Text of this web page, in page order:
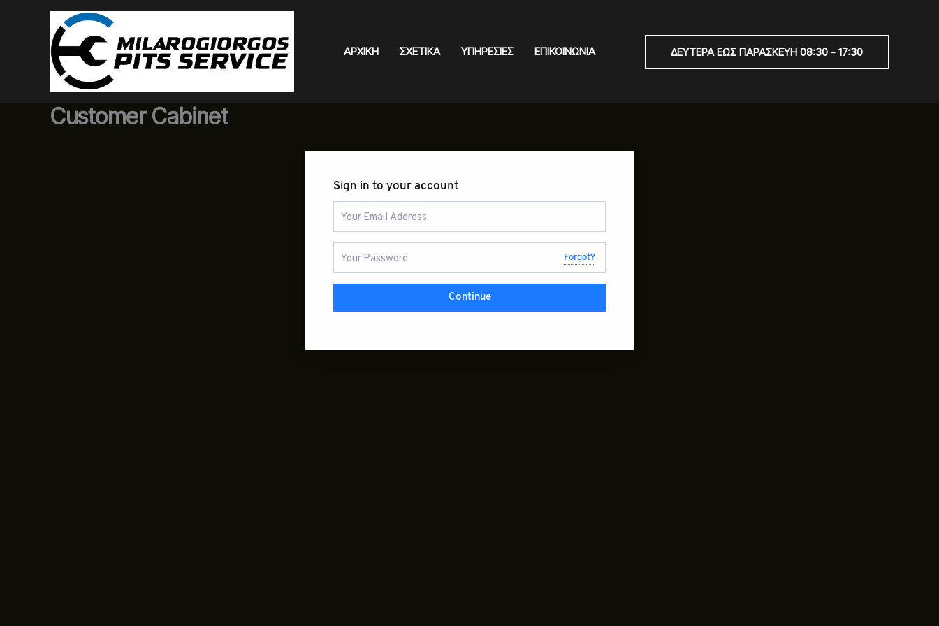
Μετάβαση
περιεχόμενο
ΑΡΧΙΚΗ ΣΧΕΤΙΚΑ ΥΠΗΡΕΣΙΕΣ ΕΠΙΚΟΙΝΩΝΙΑ ΔΕΥΤΕΡΑ ΕΩΣ ΠΑΡΑΣΚΕΥΉ 08:30 - 17:30
Customer Cabinet
Sign in to your account
Forgot?
Continue